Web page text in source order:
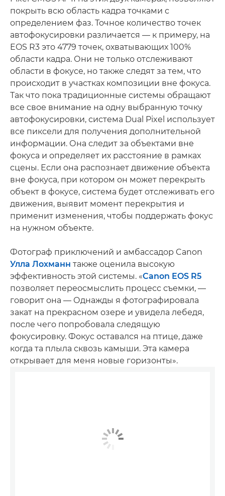
покрыть всю область кадра точками с
определением фаз. Точное количество точек
автофокусировки различается — к примеру, на
EOS R3 это 4779 точек, охватывающих 100%
области кадра. Они не только отслеживают
области в фокусе, но также следят за тем, что
происходит в участках композиции вне фокуса.
Так что пока традиционные системы обращают
все свое внимание на одну выбранную точку
автофокусировки, система Dual Pixel использует
все пиксели для получения дополнительной
информации. Она следит за объектами вне
фокуса и определяет их расстояние в рамках
сцены. Если она распознает движение объекта
вне фокуса, при котором он может перекрыть
объект в фокусе, система будет отслеживать его
движения, выявит момент перекрытия и
применит изменения, чтобы поддержать фокус
на нужном объекте.
Фотограф приключений и амбассадор Canon
Улла Лохманн также оценила высокую
эффективность этой системы. «Canon EOS R5
позволяет переосмыслить процесс съемки, —
говорит она — Однажды я фотографировала
закат на прекрасном озере и увидела лебедя,
после чего попробовала следящую
фокусировку. Фокус оставался на птице, даже
когда та плыла сквозь камыши. Эта камера
открывает для меня новые горизонты».